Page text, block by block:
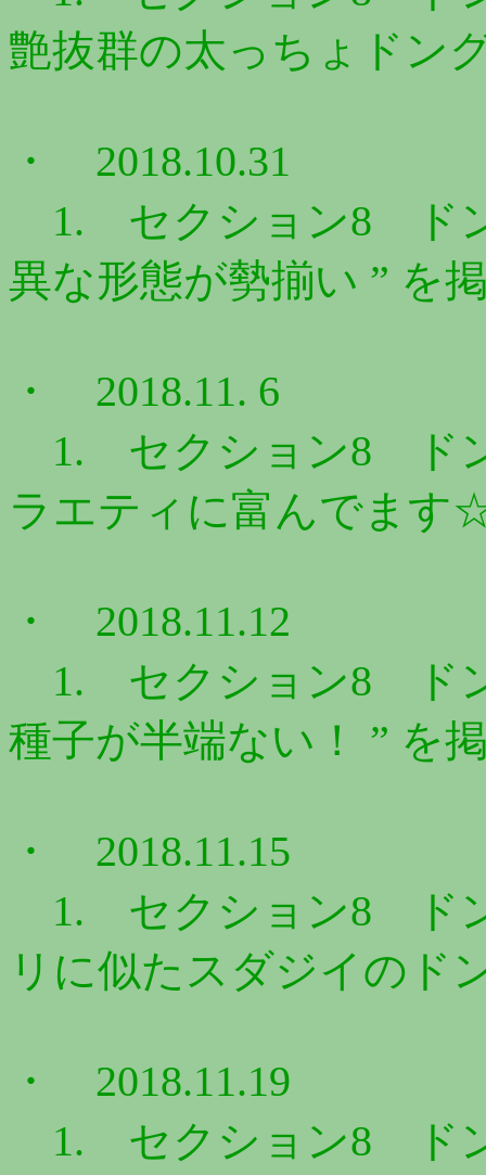
艶抜群の太っちょドン
・ 2018.10.31
1. セクション8 ドン
異な形態が勢揃い ” を
・ 2018.11. 6
1. セクション8 ドン
ラエティに富んでます
・ 2018.11.12
1. セクション8 ドン
種子が半端ない！ ” を
・ 2018.11.15
1. セクション8 ドン
リに似たスダジイのド
・ 2018.11.19
1. セクション8 ドン